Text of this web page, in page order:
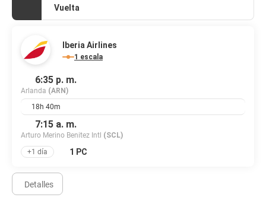
Vuelta
Iberia Airlines
1 escala
6:35 p. m.
Arlanda (ARN)
18h 40m
7:15 a. m.
Arturo Merino Benitez Intl (SCL)
+1 día
1 PC
Detalles